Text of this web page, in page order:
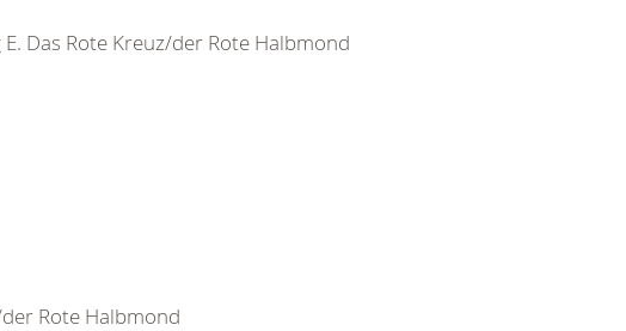
Das Rote Kreuz/der Rote Halbmond
Rote Halbmond